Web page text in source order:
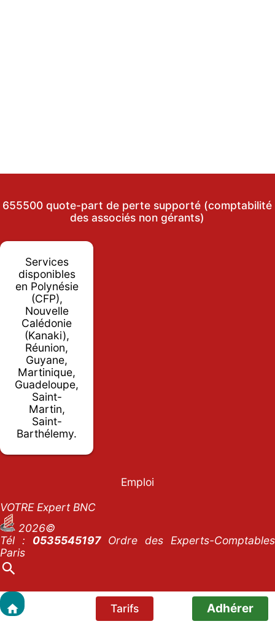
655500 quote-part de perte supporté (comptabilité
des associés non gérants)
Services
disponibles
en Polynésie
(CFP),
Nouvelle
Calédonie
(Kanaki),
Réunion,
Guyane,
Martinique,
Guadeloupe,
Saint-
Martin,
Saint-
Barthélemy.
Emploi
VOTRE Expert BNC
2026©
Tél : 0535545197Ordre des Experts-Comptables
Paris
Tarifs Adhérer